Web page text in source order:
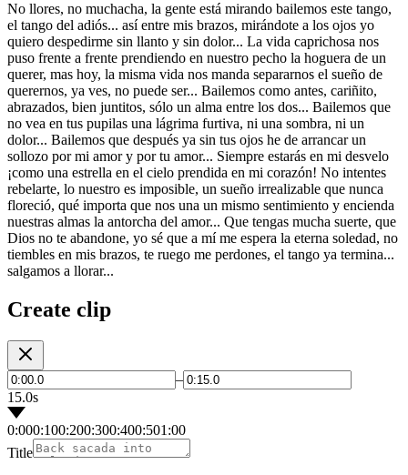
No llores, no muchacha, la gente está mirando bailemos este tango,
el tango del adiós... así entre mis brazos, mirándote a los ojos yo
quiero despedirme sin llanto y sin dolor... La vida caprichosa nos
puso frente a frente prendiendo en nuestro pecho la hoguera de un
querer, mas hoy, la misma vida nos manda separarnos el sueño de
querernos, ya ves, no puede ser... Bailemos como antes, cariñito,
abrazados, bien juntitos, sólo un alma entre los dos... Bailemos que
no vea en tus pupilas una lágrima furtiva, ni una sombra, ni un
dolor... Bailemos que después ya sin tus ojos he de arrancar un
sollozo por mi amor y por tu amor... Siempre estarás en mi desvelo
¡como una estrella en el cielo prendida en mi corazón! No intentes
rebelarte, lo nuestro es imposible, un sueño irrealizable que nunca
floreció, qué importa que nos una un mismo sentimiento y encienda
nuestras almas la antorcha del amor... Que tengas mucha suerte, que
Dios no te abandone, yo sé que a mí me espera la eterna soledad, no
tiembles en mis brazos, te ruego me perdones, el tango ya termina...
salgamos a llorar...
Create clip
–
15.0s
0:000:100:200:300:400:501:00
Title